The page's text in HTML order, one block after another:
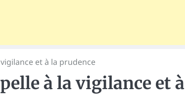
et à la prudence
à la vigilance et à